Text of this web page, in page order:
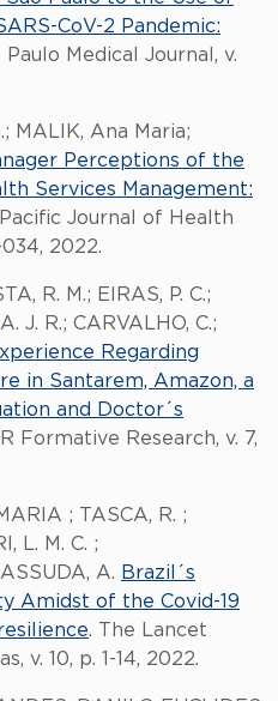
CoV-2 Pandemic:
Paulo Medical Journal, v.
MALIK, Ana Maria;
Perceptions of the
Services Management:
Journal of Health
034, 2022.
R. M.; EIRAS, P. C.;
J. R.; CARVALHO, C.;
Regarding
in Santarem, Amazon, a
and Doctor´s
Formative Research, v. 7,
; TASCA, R. ;
L. M. C. ;
A. Brazil´s
Amidst of the Covid-19
. The Lancet
v. 10, p. 1-14, 2022.